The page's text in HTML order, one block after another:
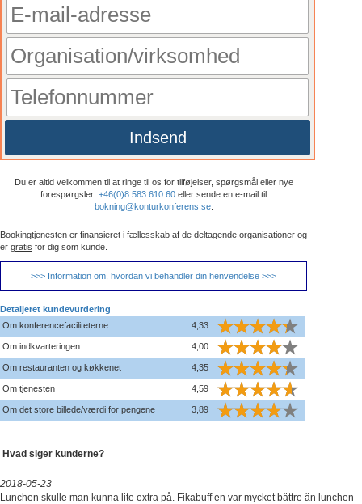
Indsend
Du er altid velkommen til at ringe til os for tilføjelser, spørgsmål eller nye
forespørgsler: +46(0)8 583 610 60 eller sende en e-mail til
bokning@konturkonferens.se.
Bookingtjenesten er finansieret i fællesskab af de deltagende organisationer og
er gratis for dig som kunde.
>>> Information om, hvordan vi behandler din henvendelse >>>
Detaljeret kundevurdering
Om konferencefaciliteterne
4,33
Om indkvarteringen 4,00
Om restauranten og køkkenet 4,35
Om tjenesten 4,59
Om det store billede/værdi for pengene 3,89
Hvad siger kunderne?
2018-05-23
Lunchen skulle man kunna lite extra på. Fikabuff’en var mycket bättre än lunchen